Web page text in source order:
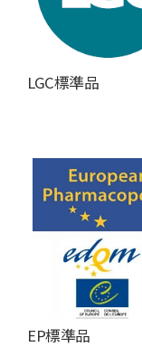
LGC標準品
EP標準品